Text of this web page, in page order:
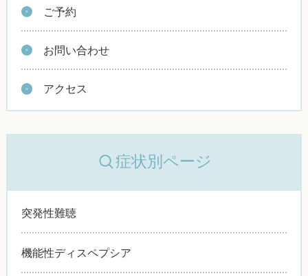
ご予約
お問い合わせ
アクセス
症状別ページ
突発性難聴
機能性ディスペプシア